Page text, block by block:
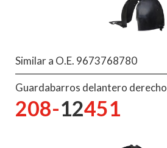
Similar a O.E. 9673768780
Guardabarros delantero derecho
208-12451